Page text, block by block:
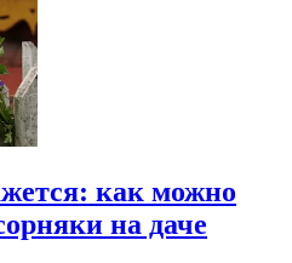
как можно
на даче